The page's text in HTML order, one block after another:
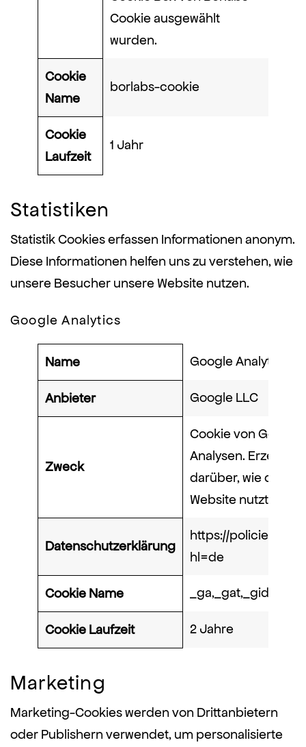
Cookie ausgewählt
wurden.
Cookie
Name
borlabs-cookie
Cookie
Laufzeit
1 Jahr
Statistiken
Statistik Cookies erfassen Informationen anonym.
Diese Informationen helfen uns zu verstehen, wie
unsere Besucher unsere Website nutzen.
Google Analytics
Name Google Analytics
Anbieter Google LLC
Zweck
Cookie von Google
Analysen. Erzeugt
darüber, wie der
Website nutzt.
Datenschutzerklärung
https://
hl=de
Cookie Name _ga,_gat,_gid
Cookie Laufzeit 2 Jahre
Marketing
Marketing-Cookies werden von Drittanbietern
oder Publishern verwendet, um personalisierte